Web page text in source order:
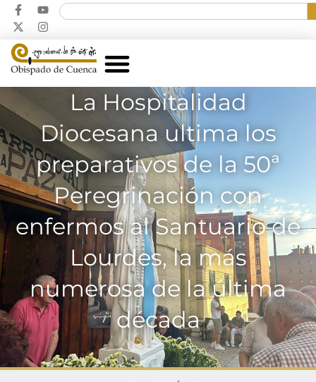
La Hospitalidad
Diocesana ultima los
preparativos de la 50ª
Peregrinación con
enfermos al Santuario de
Lourdes, la más
numerosa de la última
década